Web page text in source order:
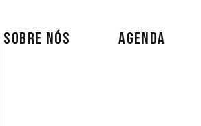
SOBRE NÓS AGENDA